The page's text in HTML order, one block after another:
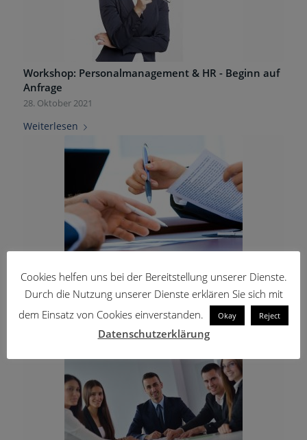
Workshop: Personalmanagement & HR - Beginn auf
Anfrage
28. Oktober 2021
Weiterlesen
Workshop: Messebesuch - Beginn auf Anfrage
28. Oktober 2021
Weiterlesen
Cookies helfen uns bei der Bereitstellung unserer Dienste.
Durch die Nutzung unserer Dienste erklären Sie sich mit
dem Einsatz von Cookies einverstanden.
Okay Reject
Datenschutzerklärung